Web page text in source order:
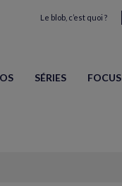
Le blob, c’est quoi ?
SÉRIES FOCUS